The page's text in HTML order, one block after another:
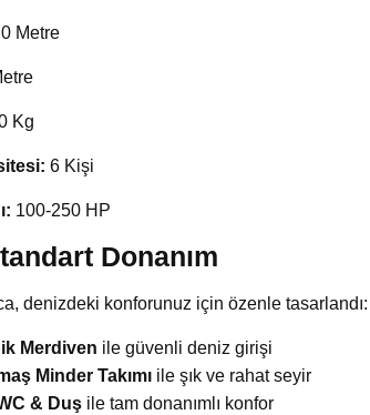
Metre
Kg
6 Kişi
100-250 HP
Donanım
denizdeki konforunuz için özenle tasarlandı:
Merdiven ile güvenli deniz girişi
Minder Takımı ile şık ve rahat seyir
& Duş ile tam donanımlı konfor